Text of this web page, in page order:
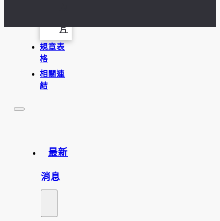
片
規章表
格
相關連
結
最新
消息